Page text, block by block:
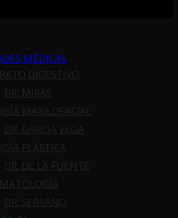
MÉDICAS
DIGESTIVO
DR. MIRAS
MAXILOFACIAL
DR. GARCÍA VEGA
PLÁSTICA
DR. DE LA FUENTE
DR. SERRANO